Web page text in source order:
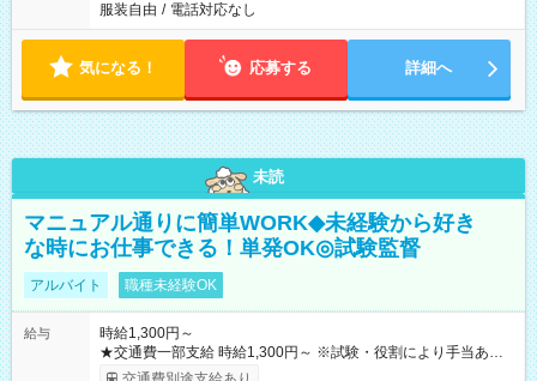
服装自由 / 電話対応なし
気になる！ 応募する 詳細へ
未読
マニュアル通りに簡単WORK◆未経験から好き
な時にお仕事できる！単発OK◎試験監督
アルバイト 職種未経験OK
給与
時給1,300円～
★交通費一部支給 時給1,300円～ ※試験・役割により手当あり
※勤務回数により昇給あり 【即給（前払い）オプションあ